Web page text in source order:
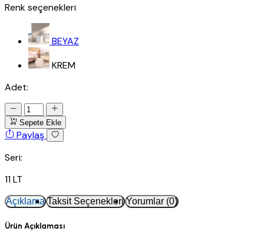
Renk seçenekleri
BEYAZ
KREM
Adet:
Sepete Ekle
Paylaş
Seri:
11 LT
Açıklama Taksit Seçenekleri Yorumlar (0)
Ürün Açıklaması